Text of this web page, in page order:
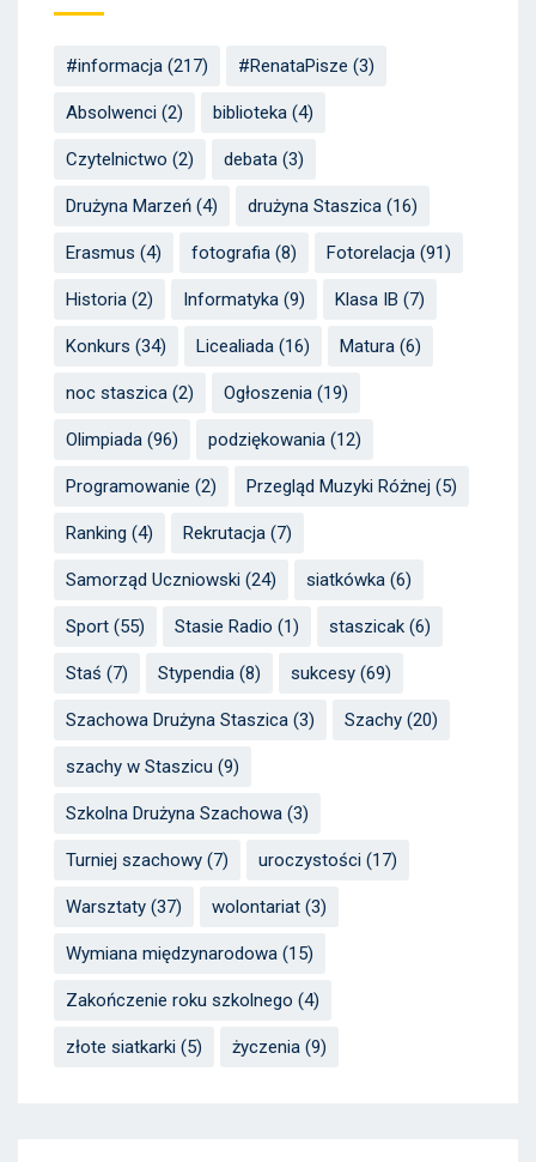
#informacja (217) #RenataPisze (3)
Absolwenci (2) biblioteka (4)
Czytelnictwo (2) debata (3)
Drużyna Marzeń (4) drużyna Staszica (16)
Erasmus (4) fotografia (8) Fotorelacja (91)
Historia (2) Informatyka (9) Klasa IB (7)
Konkurs (34) Licealiada (16) Matura (6)
noc staszica (2) Ogłoszenia (19)
Olimpiada (96) podziękowania (12)
Programowanie (2) Przegląd Muzyki Różnej (5)
Ranking (4) Rekrutacja (7)
Samorząd Uczniowski (24) siatkówka (6)
Sport (55) Stasie Radio (1) staszicak (6)
Staś (7) Stypendia (8) sukcesy (69)
Szachowa Drużyna Staszica (3) Szachy (20)
szachy w Staszicu (9)
Szkolna Drużyna Szachowa (3)
Turniej szachowy (7) uroczystości (17)
Warsztaty (37) wolontariat (3)
Wymiana międzynarodowa (15)
Zakończenie roku szkolnego (4)
złote siatkarki (5) życzenia (9)